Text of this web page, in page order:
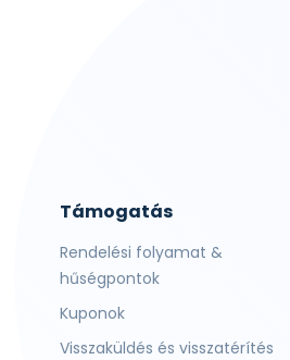
Támogatás
Rendelési folyamat &
hűségpontok
Kuponok
Visszaküldés és visszatérítés